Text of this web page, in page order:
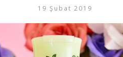
19 Şubat 2019